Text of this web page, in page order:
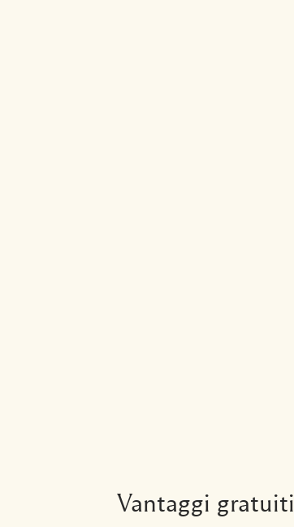
Vantaggi gratuiti